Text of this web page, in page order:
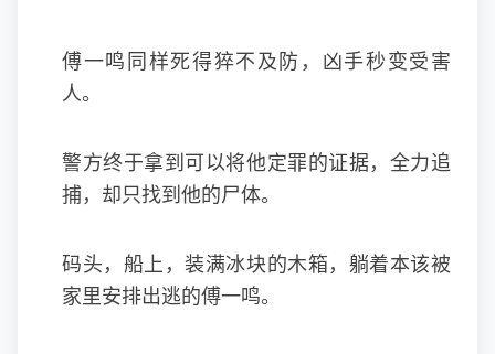
傅一鸣同样死得猝不及防，凶手秒变受害
人。
警方终于拿到可以将他定罪的证据，全力追
捕，却只找到他的尸体。
码头，船上，装满冰块的木箱，躺着本该被
家里安排出逃的傅一鸣。